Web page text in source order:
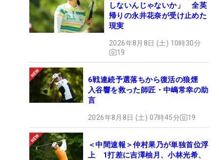
しないんじゃないか」 全英
帰りの永井花奈が受け止めた
現実
2026年8月8日 (土) 10時30分
19
6戦連続予選落ちから復活の狼煙
入谷響を救った師匠・中嶋常幸の助
言
2026年8月8日 (土) 07時45分 19
＜中間速報＞仲村果乃が単独首位浮
上 1打差に吉澤柚月、小林光希、